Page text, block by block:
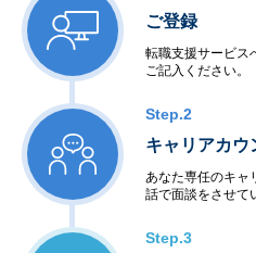
ご登録
転職支援サービス
ご記入ください。
Step.2
キャリアカウ
あなた専任のキャ
話で面談をさせて
Step.3